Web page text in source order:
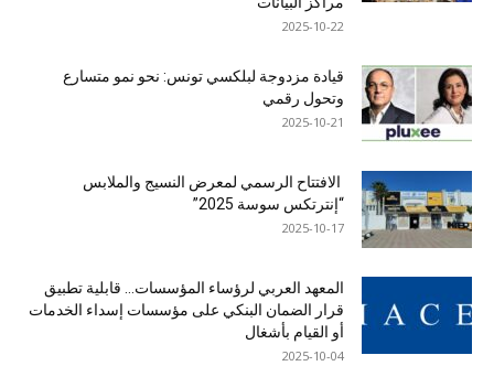
2025-10-22
قيادة مزدوجة لبلكسي تونس: نحو نمو متسارع
وتحول رقمي
2025-10-21
الافتتاح الرسمي لمعرض النسيج والملابس
“إنترتكس سوسة 2025”
2025-10-17
المعهد العربي لرؤساء المؤسسات… قابلية تطبيق
قرار الضمان البنكي على مؤسسات إسداء الخدمات
أو القيام بأشغال
2025-10-04